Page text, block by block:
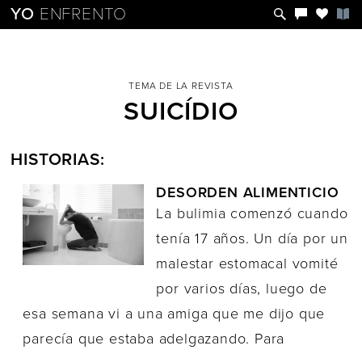
YO ENFRENTO
TEMA DE LA REVISTA
SUICÍDIO
HISTORIAS:
DESORDEN ALIMENTICIO
La bulimia comenzó cuando
tenía 17 años. Un día por un
malestar estomacal vomité
por varios días, luego de
esa semana vi a una amiga que me dijo que
parecía que estaba adelgazando. Para